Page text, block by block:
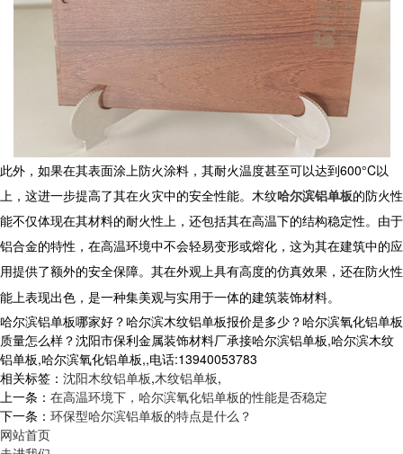
此外，如果在其表面涂上防火涂料，其耐火温度甚至可以达到600°C以
上，这进一步提高了其在火灾中的安全性能。 木纹哈尔滨铝单板的防火性
能不仅体现在其材料的耐火性上，还包括其在高温下的结构稳定性。由于
铝合金的特性，在高温环境中不会轻易变形或熔化，这为其在建筑中的应
用提供了额外的安全保障。其在外观上具有高度的仿真效果，还在防火性
能上表现出色，是一种集美观与实用于一体的建筑装饰材料。
哈尔滨铝单板哪家好？哈尔滨木纹铝单板报价是多少？哈尔滨氧化铝单板
质量怎么样？沈阳市保利金属装饰材料厂承接哈尔滨铝单板,哈尔滨木纹
铝单板,哈尔滨氧化铝单板,,电话:13940053783
相关标签： 沈阳木纹铝单板,木纹铝单板,
上一条： 在高温环境下，哈尔滨氧化铝单板的性能是否稳定
下一条： 环保型哈尔滨铝单板的特点是什么？
网站首页